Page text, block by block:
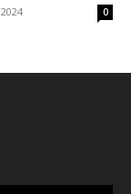
0